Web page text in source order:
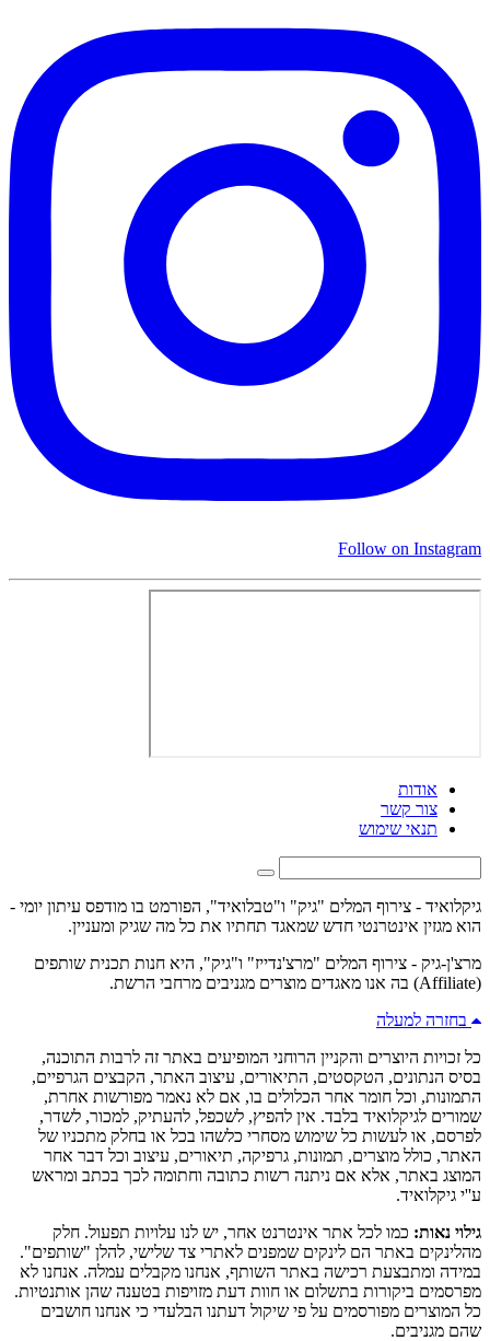
Follow on Instagram
אודות
צור קשר
תנאי שימוש
גיקלואיד - צירוף המלים "גיק" ו"טבלואיד", הפורמט בו מודפס עיתון יומי -
הוא מגזין אינטרנטי חדש שמאגד תחתיו את כל מה שגיק ומעניין.
מרצ'ן-גיק - צירוף המלים "מרצ'נדייז" ו"גיק", היא חנות תכנית שותפים
(Affiliate) בה אנו מאגדים מוצרים מגניבים מרחבי הרשת.
בחזרה למעלה
כל זכויות היוצרים והקניין הרוחני המופיעים באתר זה לרבות התוכנה,
בסיס הנתונים, הטקסטים, התיאורים, עיצוב האתר, הקבצים הגרפיים,
התמונות, וכל חומר אחר הכלולים בו, אם לא נאמר מפורשות אחרת,
שמורים לגיקלואיד בלבד. אין להפיץ, לשכפל, להעתיק, למכור, לשדר,
לפרסם, או לעשות כל שימוש מסחרי כלשהו בכל או בחלק מתכניו של
האתר, כולל מוצרים, תמונות, גרפיקה, תיאורים, עיצוב וכל דבר אחר
המוצג באתר, אלא אם ניתנה רשות כתובה וחתומה לכך בכתב ומראש
ע''י גיקלואיד.
גילוי נאות: כמו לכל אתר אינטרנט אחר, יש לנו עלויות תפעול. חלק
מהלינקים באתר הם לינקים שמפנים לאתרי צד שלישי, להלן "שותפים".
במידה ומתבצעת רכישה באתר השותף, אנחנו מקבלים עמלה. אנחנו לא
מפרסמים ביקורות בתשלום או חוות דעת מזויפות בטענה שהן אותנטיות.
כל המוצרים מפורסמים על פי שיקול דעתנו הבלעדי כי אנחנו חושבים
שהם מגניבים.